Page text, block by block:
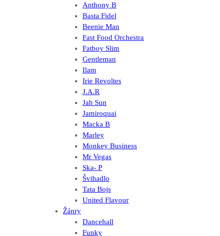
Anthony B
Basta Fidel
Beenie Man
Fast Food Orchestra
Fatboy Slim
Gentleman
Ilam
Irie Revoltes
J.A.R
Jah Sun
Jamiroquai
Macka B
Marley
Monkey Business
Mr Vegas
Ska- P
Švihadlo
Tata Bojs
United Flavour
Žánry
Dancehall
Funky